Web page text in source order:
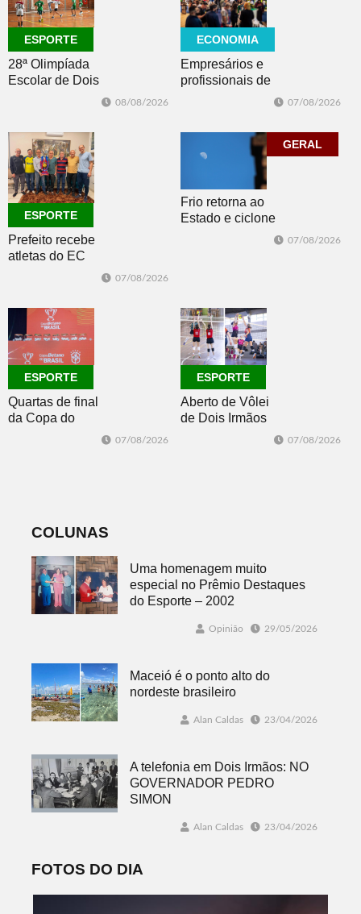
ESPORTE
28ª Olimpíada
Escolar de Dois
08/08/2026
ECONOMIA
Empresários e
profissionais de
07/08/2026
ESPORTE
Prefeito recebe
atletas do EC
Master 65+
07/08/2026
GERAL
Frio retorna ao
Estado e ciclone
07/08/2026
ESPORTE
Quartas de final
da Copa do
Brasil 2026: veja
07/08/2026
ESPORTE
Aberto de Vôlei
de Dois Irmãos
07/08/2026
COLUNAS
Uma homenagem muito
especial no Prêmio Destaques
do Esporte – 2002
Opinião 29/05/2026
Maceió é o ponto alto do
nordeste brasileiro
Alan Caldas 23/04/2026
A telefonia em Dois Irmãos: NO
GOVERNADOR PEDRO
SIMON
Alan Caldas 23/04/2026
FOTOS DO DIA